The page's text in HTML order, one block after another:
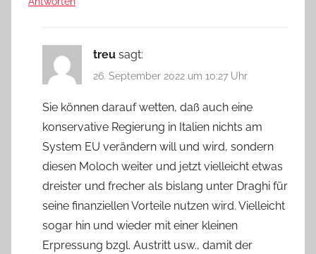
treu sagt:
26. September 2022 um 10:27 Uhr
Sie können darauf wetten, daß auch eine
konservative Regierung in Italien nichts am
System EU verändern will und wird, sondern
diesen Moloch weiter und jetzt vielleicht etwas
dreister und frecher als bislang unter Draghi für
seine finanziellen Vorteile nutzen wird. Vielleicht
sogar hin und wieder mit einer kleinen
Erpressung bzgl. Austritt usw., damit der